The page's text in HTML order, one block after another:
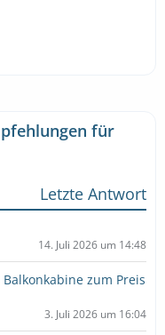
für
Letzte Antwort
14. Juli 2026 um 14:48
zum Preis
3. Juli 2026 um 16:04